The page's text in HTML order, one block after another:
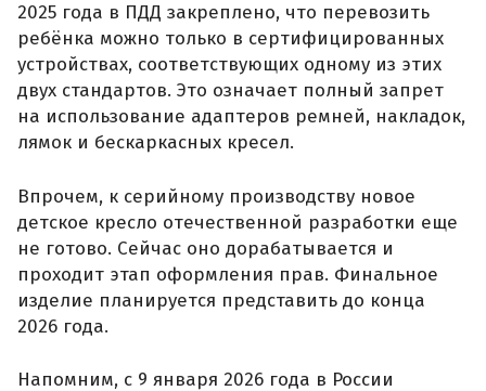
2025 года в ПДД закреплено, что перевозить
ребёнка можно только в сертифицированных
устройствах, соответствующих одному из этих
двух стандартов. Это означает полный запрет
на использование адаптеров ремней, накладок,
лямок и бескаркасных кресел.
Впрочем, к серийному производству новое
детское кресло отечественной разработки еще
не готово. Сейчас оно дорабатывается и
проходит этап оформления прав. Финальное
изделие планируется представить до конца
2026 года.
Напомним, с 9 января 2026 года в России